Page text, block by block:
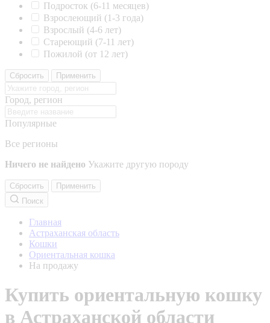
Подросток (6-11 месяцев)
Взрослеющий (1-3 года)
Взрослый (4-6 лет)
Стареющий (7-11 лет)
Пожилой (от 12 лет)
Сбросить Применить
Город, регион
Популярные
Все регионы
Ничего не найдено Укажите другую породу
Сбросить
Применить
Поиск
Главная
Астраханская область
Кошки
Ориентальная кошка
На продажу
Купить ориентальную кошку
в Астраханской области